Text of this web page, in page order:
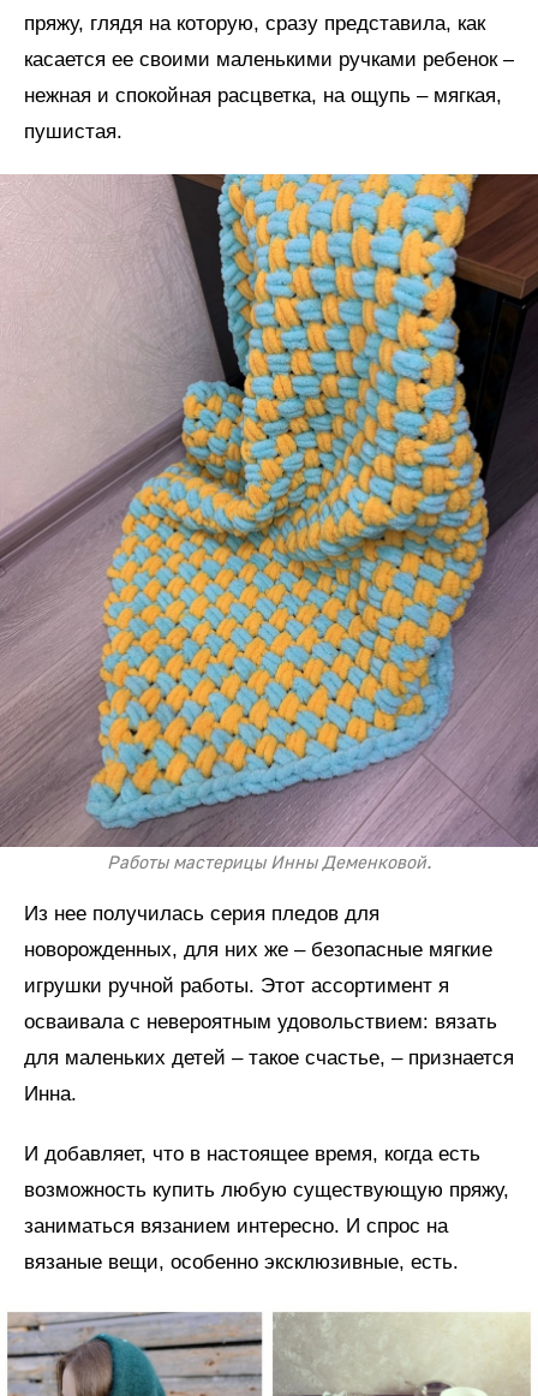
пряжу, глядя на которую, сразу представила, как
касается ее своими маленькими ручками ребенок –
нежная и спокойная расцветка, на ощупь – мягкая,
пушистая.
Работы мастерицы Инны Деменковой.
Из нее получилась серия пледов для
новорожденных, для них же – безопасные мягкие
игрушки ручной работы. Этот ассортимент я
осваивала с невероятным удовольствием: вязать
для маленьких детей – такое счастье, – признается
Инна.
И добавляет, что в настоящее время, когда есть
возможность купить любую существующую пряжу,
заниматься вязанием интересно. И спрос на
вязаные вещи, особенно эксклюзивные, есть.